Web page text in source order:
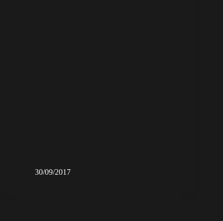
30/09/2017